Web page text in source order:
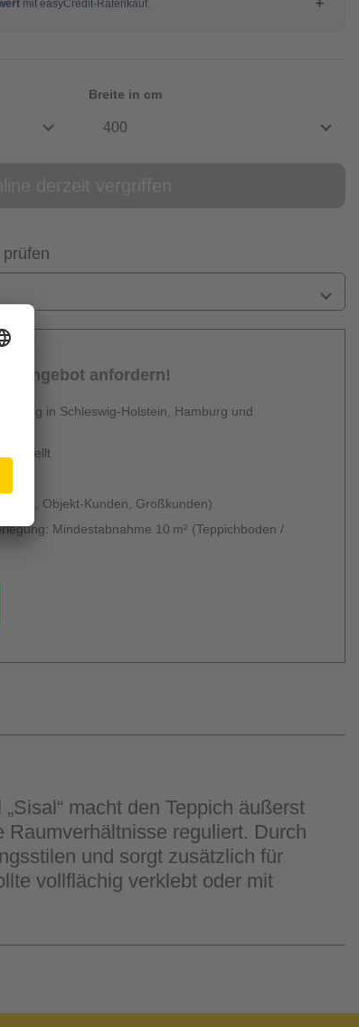
Breite in cm
400
Angebot anfordern!
in Schleswig-Holstein, Hamburg und
erstellt
(B2B, Objekt-Kunden, Großkunden)
Mindestabnahme 10 m² (Teppichboden /
macht den Teppich äußerst
reguliert. Durch
und sorgt zusätzlich für
vollflächig verklebt oder mit